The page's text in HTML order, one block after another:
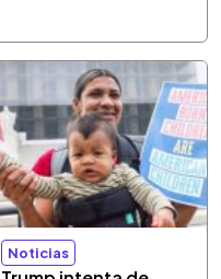
Noticias